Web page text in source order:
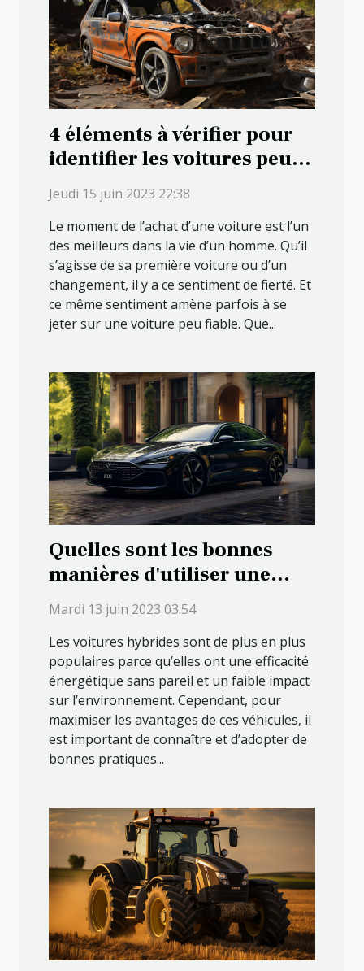
4 éléments à vérifier pour
identifier les voitures peu
fiables
Jeudi 15 juin 2023 22:38
Le moment de l’achat d’une voiture est l’un
des meilleurs dans la vie d’un homme. Qu’il
s’agisse de sa première voiture ou d’un
changement, il y a ce sentiment de fierté. Et
ce même sentiment amène parfois à se
jeter sur une voiture peu fiable. Que...
Quelles sont les bonnes
manières d'utiliser une
voiture hybride ?
Mardi 13 juin 2023 03:54
Les voitures hybrides sont de plus en plus
populaires parce qu’elles ont une efficacité
énergétique sans pareil et un faible impact
sur l’environnement. Cependant, pour
maximiser les avantages de ces véhicules, il
est important de connaître et d’adopter de
bonnes pratiques...